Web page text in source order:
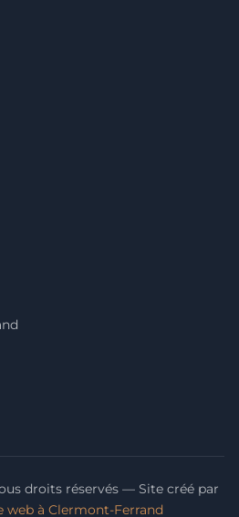
droits réservés — Site créé par
web à Clermont-Ferrand